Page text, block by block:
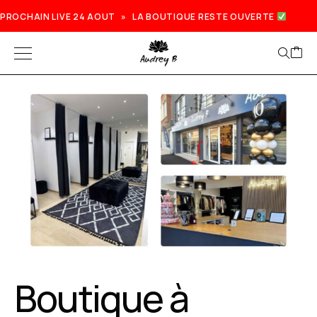
PROCHAIN LIVE 24 AOUT » LA BOUTIQUE RESTE OUVERTE
Prochain live lundi